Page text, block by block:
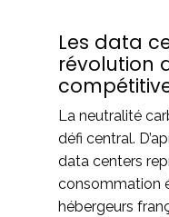
Les data
révolution
La neutralité
défi central.
data centers
consommation
hébergeurs